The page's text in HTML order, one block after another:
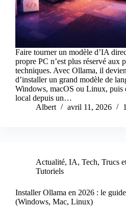
Faire tourner un modèle d’IA
propre PC n’est plus réservé aux
techniques. Avec Ollama, il
d’installer un grand modèle de
Windows, macOS ou Linux, puis
local depuis un…
Albert
avril 11, 2026
Actualité, IA, Tech, Trucs
Tutoriels
Installer Ollama en 2026 : le
(Windows, Mac, Linux)